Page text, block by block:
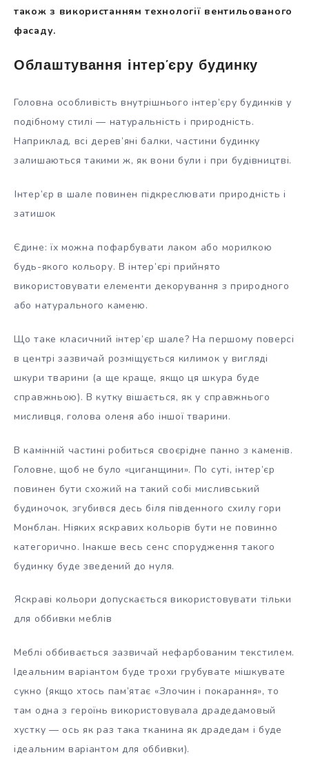
також з використанням технології вентильованого
фасаду.
Облаштування інтер’єру будинку
Головна особливість внутрішнього інтер’єру будинків у
подібному стилі — натуральність і природність.
Наприклад, всі дерев’яні балки, частини будинку
залишаються такими ж, як вони були і при будівництві.
Інтер’єр в шале повинен підкреслювати природність і
затишок
Єдине: їх можна пофарбувати лаком або морилкою
будь-якого кольору. В інтер’єрі прийнято
використовувати елементи декорування з природного
або натурального каменю.
Що таке класичний інтер’єр шале? На першому поверсі
в центрі зазвичай розміщується килимок у вигляді
шкури тварини (а ще краще, якщо ця шкура буде
справжньою). В кутку вішається, як у справжнього
мисливця, голова оленя або іншої тварини.
В камінній частині робиться своєрідне панно з каменів.
Головне, щоб не було «циганщини». По суті, інтер’єр
повинен бути схожий на такий собі мисливський
будиночок, згубився десь біля південного схилу гори
Монблан. Ніяких яскравих кольорів бути не повинно
категорично. Інакше весь сенс спорудження такого
будинку буде зведений до нуля.
Яскраві кольори допускається використовувати тільки
для оббивки меблів
Меблі оббивається зазвичай нефарбованим текстилем.
Ідеальним варіантом буде трохи грубувате мішкувате
сукно (якщо хтось пам’ятає «Злочин і покарання», то
там одна з героїнь використовувала драдедамовый
хустку — ось як раз така тканина як драдедам і буде
ідеальним варіантом для оббивки).